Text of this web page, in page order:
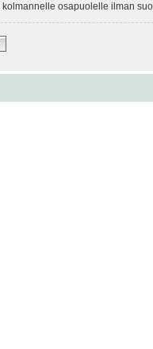
osapuolelle ilman